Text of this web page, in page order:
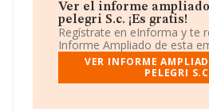
Ver el informe
pelegri S.c. ¡Es gratis!
Regístrate en eInforma y te
Informe Ampliado de esta
VER INFORME
PELEGRI